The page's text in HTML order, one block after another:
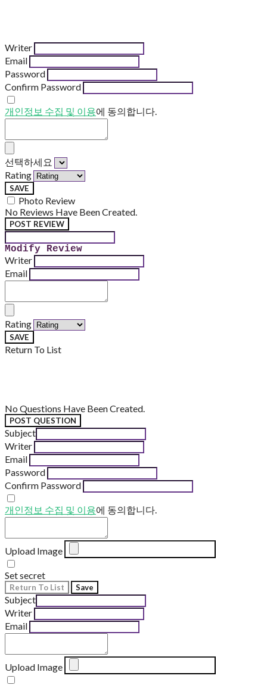
Writer
Email
Password
Confirm Password
개인정보 수집 및 이용에 동의합니다.
선택하세요
Rating
SAVE
Photo Review
No Reviews Have Been Created.
POST REVIEW
Modify Review
Writer
Email
Rating
SAVE
Return To List
No Questions Have Been Created.
POST QUESTION
Subject
Writer
Email
Password
Confirm Password
개인정보 수집 및 이용에 동의합니다.
Upload Image
Set secret
Return To List Save
Subject
Writer
Email
Upload Image